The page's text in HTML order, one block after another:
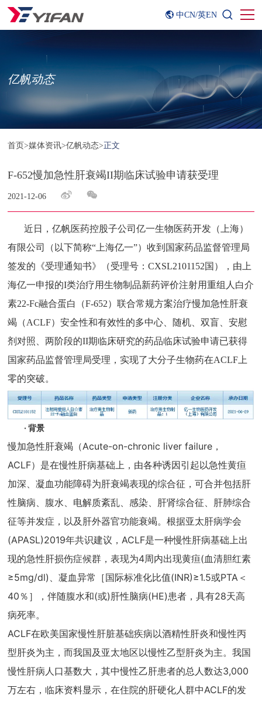
中CN/英EN
亿帆动态
首页>媒体资讯>亿帆动态>正文
F-652慢加急性肝衰竭II期临床试验申请获受理
2021-12-06
近日，亿帆医药控股子公司亿一生物医药开发（上海）
有限公司（以下简称“上海亿一”）收到国家药品监督管理局
签发的《受理通知书》（受理号：CXSL2101152国），由上
海亿一申报的I类治疗用生物制品新药评价注射用重组人白介
素22-Fc融合蛋白（F-652）联合常规方案治疗慢加急性肝衰
竭（ACLF）安全性和有效性的多中心、随机、双盲、安慰
剂对照、两阶段的II期临床研究的药品临床试验申请已获得
国家药品监督管理局受理，实现了大分子生物药在ACLF上
零的突破。
· 背景
慢加急性肝衰竭（Acute-on-chronic liver failure，
ACLF）是在慢性肝病基础上，由各种诱因引起以急性黄疸
加深、凝血功能障碍为肝衰竭表现的综合征，可合并包括肝
性脑病、腹水、电解质紊乱、感染、肝肾综合征、肝肺综合
征等并发症，以及肝外器官功能衰竭。根据亚太肝病学会
(APASL)2019年共识建议，ACLF是一种慢性肝病基础上出
现的急性肝损伤症候群，表现为4周内出现黄疸(血清胆红素
≥5mg/dl)、凝血异常［国际标准化比值(INR)≥1.5或PTA＜
40％］，伴随腹水和(或)肝性脑病(HE)患者，具有28天高
病死率。
ACLF在欧美国家慢性肝脏基础疾病以酒精性肝炎和慢性丙
型肝炎为主，而我国及亚太地区以慢性乙型肝炎为主。我国
慢性肝病人口基数大，其中慢性乙肝患者的总人数达3,000
万左右，临床资料显示，在住院的肝硬化人群中ACLF的发